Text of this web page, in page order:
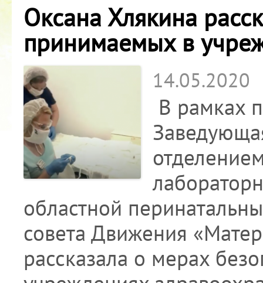
Оксана Хлякина
принимаемых в
14.05.2020
В рамках
областной
совета Движения
рассказала о мерах